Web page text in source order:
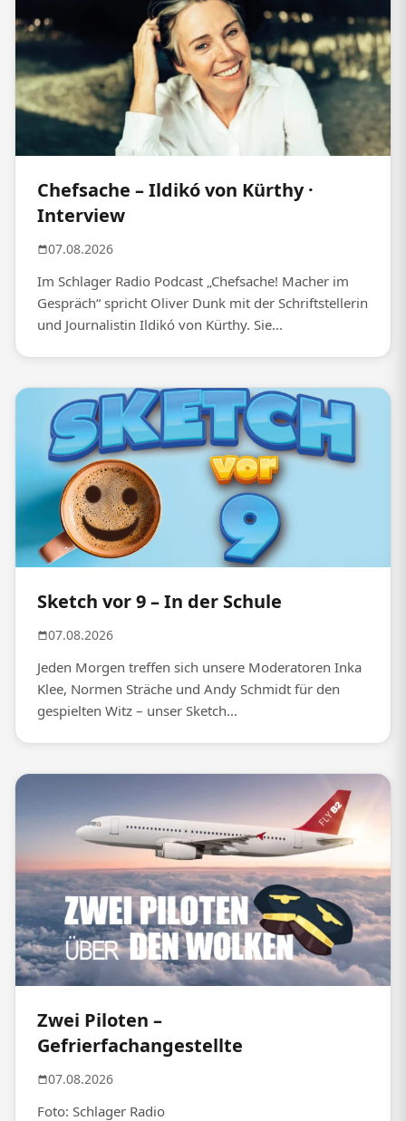
Chefsache – Ildikó von Kürthy ·
Interview
07.08.2026
Im Schlager Radio Podcast „Chefsache! Macher im
Gespräch“ spricht Oliver Dunk mit der Schriftstellerin
und Journalistin Ildikó von Kürthy. Sie...
Sketch vor 9 – In der Schule
07.08.2026
Jeden Morgen treffen sich unsere Moderatoren Inka
Klee, Normen Sträche und Andy Schmidt für den
gespielten Witz – unser Sketch...
Zwei Piloten –
Gefrierfachangestellte
07.08.2026
Foto: Schlager Radio